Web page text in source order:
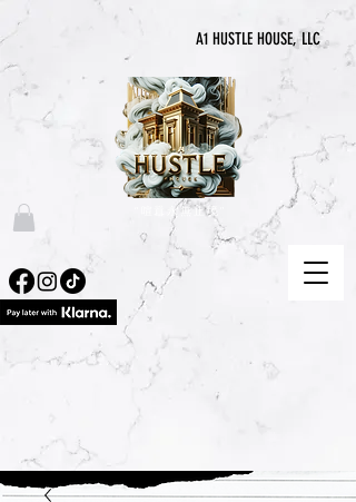
A1 HUSTLE HOUSE, LLC
“喧囂永無止境”